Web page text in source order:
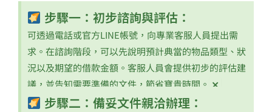
步驟一：初步諮詢與評估：
可透過電話或官方LINE帳號，向專業客服人員提出需
求。在諮詢階段，可以先說明預計典當的物品類型、狀
況以及期望的借款金額。客服人員會提供初步的評估建
議，並告知需要準備的文件，節省寶貴時間。 ×
步驟二：備妥文件親洽辦理：